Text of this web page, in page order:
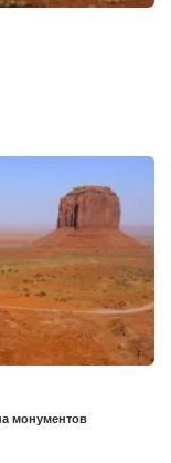
монументов